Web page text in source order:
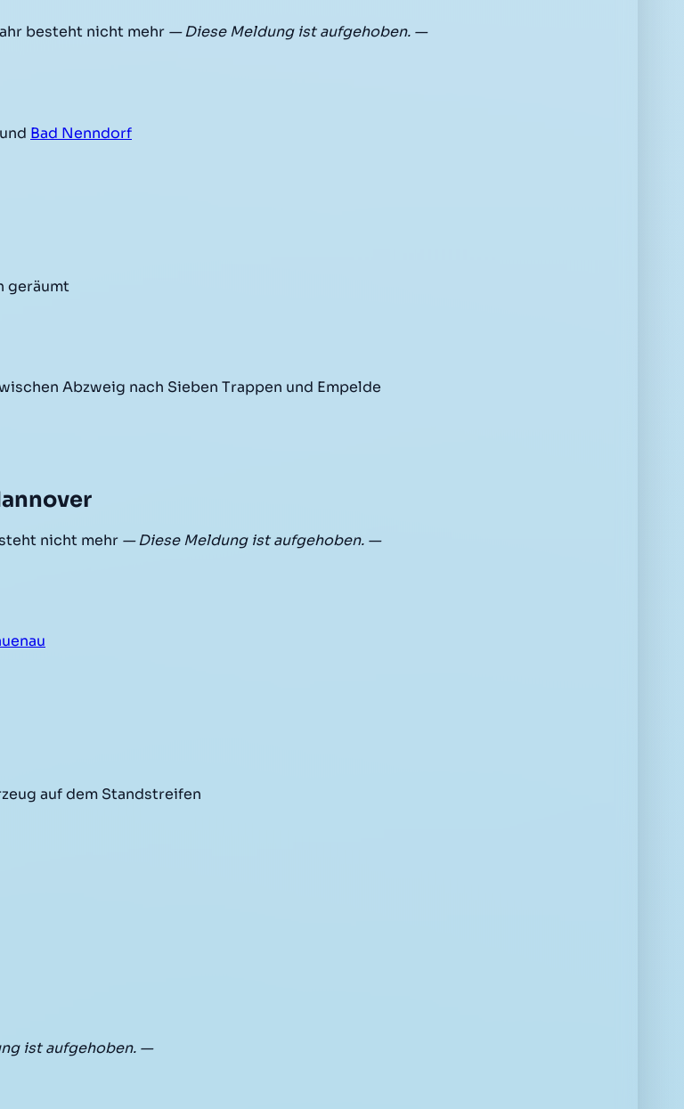
besteht nicht mehr — Diese Meldung ist aufgehoben. —
Bad Nenndorf
geräumt
Abzweig nach Sieben Trappen und Empelde
nicht mehr — Diese Meldung ist aufgehoben. —
auf dem Standstreifen
ist aufgehoben. —